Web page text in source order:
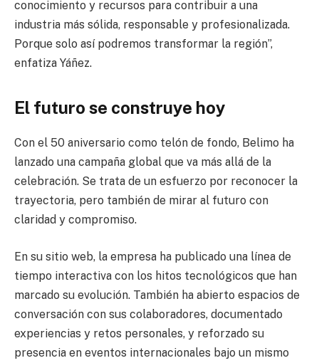
conocimiento y recursos para contribuir a una
industria más sólida, responsable y profesionalizada.
Porque solo así podremos transformar la región”,
enfatiza Yáñez.
El futuro se construye hoy
Con el 50 aniversario como telón de fondo, Belimo ha
lanzado una campaña global que va más allá de la
celebración. Se trata de un esfuerzo por reconocer la
trayectoria, pero también de mirar al futuro con
claridad y compromiso.
En su sitio web, la empresa ha publicado una línea de
tiempo interactiva con los hitos tecnológicos que han
marcado su evolución. También ha abierto espacios de
conversación con sus colaboradores, documentado
experiencias y retos personales, y reforzado su
presencia en eventos internacionales bajo un mismo